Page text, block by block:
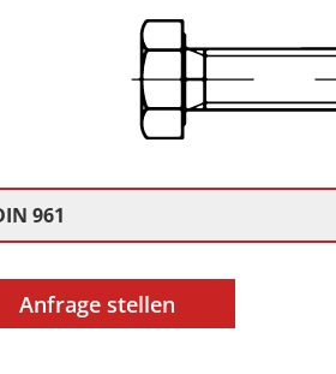
961
Anfrage stellen